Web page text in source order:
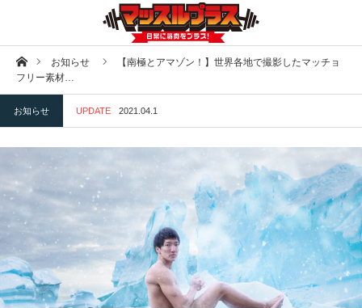
ホームお知らせ
【南極とアマゾン！】世界各地で撮影したマッチョ
フリー素材…
お知らせ UPDATE 2021.04.1